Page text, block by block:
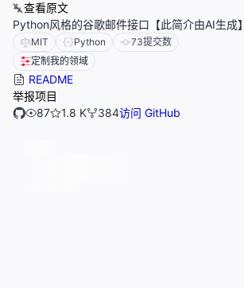
查看原文
Python风格的谷歌邮件接口【此简介由AI生成】
MIT Python 73提交数
定制我的领域
README
举报项目
87
1.8 K 384访问 GitHub